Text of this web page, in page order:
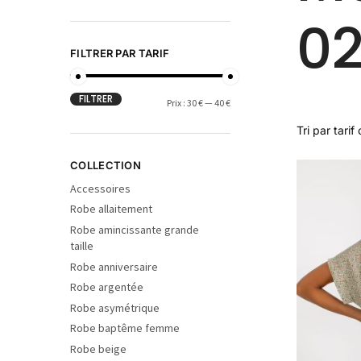
FILTRER PAR TARIF
FILTRER Prix : 30 €— 40 €
COLLECTION
Accessoires
Robe allaitement
Robe amincissante grande
taille
Robe anniversaire
Robe argentée
Robe asymétrique
Robe baptême femme
Robe beige